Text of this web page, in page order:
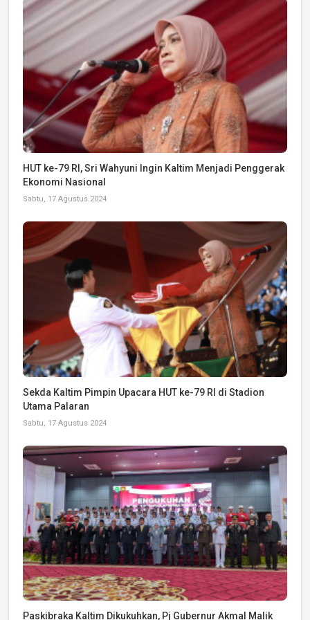
HUT ke-79 RI, Sri Wahyuni Ingin Kaltim Menjadi Penggerak
Ekonomi Nasional
Sabtu, 17 Agustus 2024
Sekda Kaltim Pimpin Upacara HUT ke-79 RI di Stadion
Utama Palaran
Sabtu, 17 Agustus 2024
Paskibraka Kaltim Dikukuhkan, Pj Gubernur Akmal Malik